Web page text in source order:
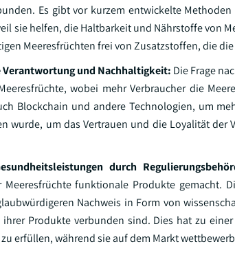
Es gibt vor kurzem entwickelte
sie helfen, die Haltbarkeit und Nährstoffe von
Meeresfrüchten frei von Zusatzstoffen, die
und Nachhaltigkeit: Die Frage
wobei mehr Verbraucher die
Blockchain und andere Technologien, um
wurde, um das Vertrauen und die Loyalität der
durch
Meeresfrüchte funktionale Produkte gemacht.
Nachweis in Form von
Produkte verbunden sind. Dies hat zu
erfüllen, während sie auf dem Markt